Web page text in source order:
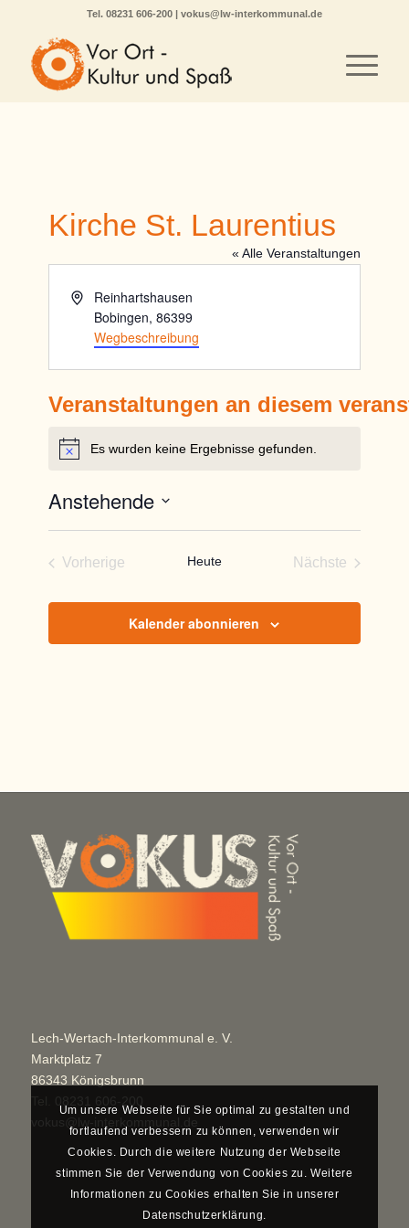
Tel. 08231 606-200 | vokus@lw-interkommunal.de
Kirche St. Laurentius
« Alle Veranstaltungen
AdresseReinhartshausen
Bobingen, 86399
Wegbeschreibung
Veranstaltungen an diesem
HinweisEs wurden keine Ergebnisse gefunden.
Anstehende
Vorherige
Heute
Nächste
Kalender abonnieren
Lech-Wertach-Interkommunal e. V.
Marktplatz 7
86343 Königsbrunn
Um unsere Webseite für Sie optimal zu gestalten und
fortlaufend verbessern zu können, verwenden wir
Cookies. Durch die weitere Nutzung der Webseite
stimmen Sie der Verwendung von Cookies zu. Weitere
Informationen zu Cookies erhalten Sie in unserer
Datenschutzerklärung.